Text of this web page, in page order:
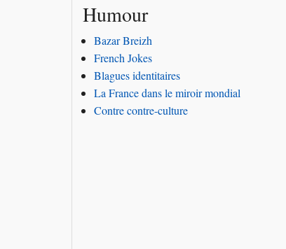
Humour
Bazar Breizh
French Jokes
Blagues identitaires
La France dans le miroir mondial
Contre contre-culture